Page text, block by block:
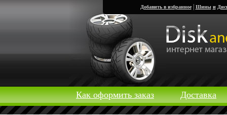
Добавить в избранное| Шины и
Как оформить заказ Доставка